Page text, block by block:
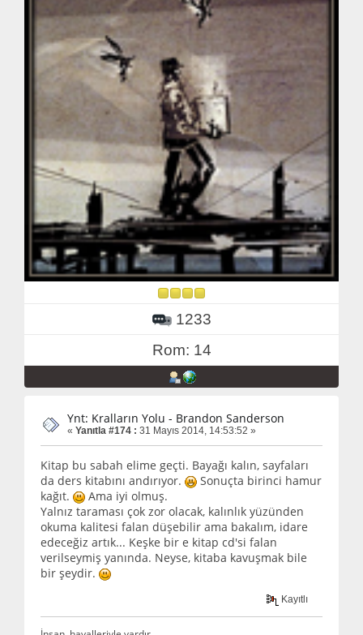
1233
Rom: 14
Ynt: Kralların Yolu - Brandon Sanderson
« Yanıtla #174 : 31 Mayıs 2014, 14:53:52 »
Kitap bu sabah elime geçti. Bayağı kalın, sayfaları
da ders kitabını andırıyor.
Sonuçta birinci hamur
kağıt.
Ama iyi olmuş.
Yalnız taraması çok zor olacak, kalınlık yüzünden
okuma kalitesi falan düşebilir ama bakalım, idare
edeceğiz artık... Keşke bir e kitap cd'si falan
verilseymiş yanında. Neyse, kitaba kavuşmak bile
bir şeydir.
Kayıtlı